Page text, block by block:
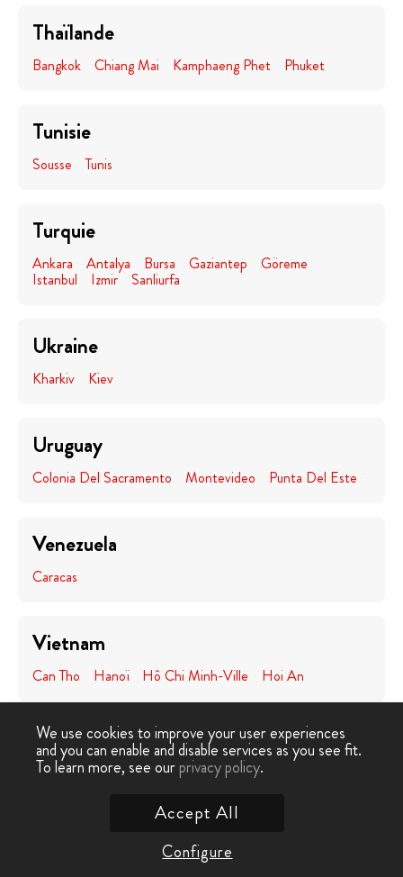
Thaïlande
Bangkok Chiang Mai Kamphaeng Phet Phuket
Tunisie
Sousse Tunis
Turquie
Ankara Antalya Bursa Gaziantep Göreme
Istanbul Izmir Sanliurfa
Ukraine
Kharkiv Kiev
Uruguay
Colonia Del Sacramento Montevideo Punta Del Este
Venezuela
Caracas
Vietnam
Can Tho Hanoï Hô Chi Minh-Ville Hoi An
Zambie
Lusaka
We use cookies to improve your user experiences
and you can enable and disable services as you see fit.
To learn more, see ourprivacy policy.
Configure
Accept All